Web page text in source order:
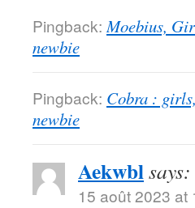
Pingback: Moebius,
newbie
Pingback: Cobra :
newbie
Aekwblsays:
15 août 2023 at